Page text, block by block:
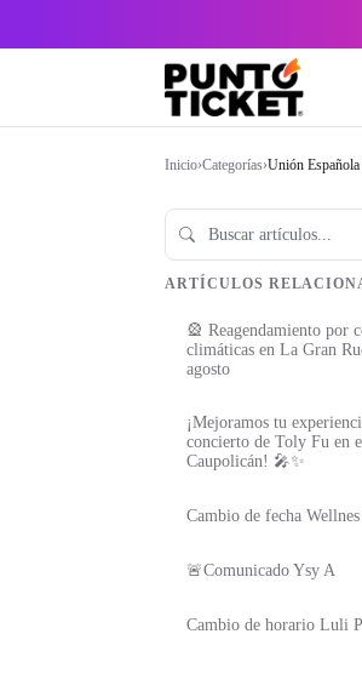
Inicio›Categorías›Unión
ARTÍCULOS
🎡 Reagendamiento por
climáticas en La Gran
agosto
¡Mejoramos tu
concierto de Toly Fu en
Caupolicán! 🎤✨
Cambio de fecha
🚨Comunicado Ysy A
Cambio de horario Luli